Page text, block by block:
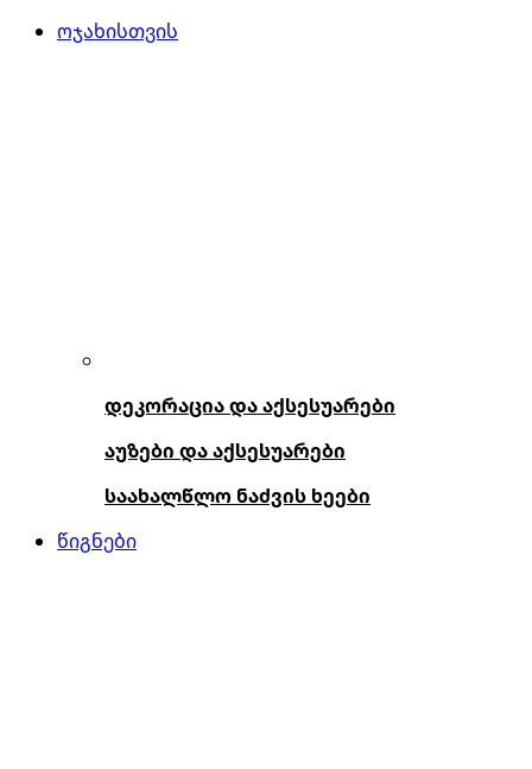
ოჯახისთვის
დეკორაცია და აქსესუარები
აუზები და აქსესუარები
საახალწლო ნაძვის ხეები
წიგნები